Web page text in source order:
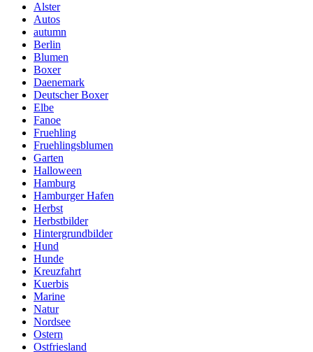
Alster
Autos
autumn
Berlin
Blumen
Boxer
Daenemark
Deutscher Boxer
Elbe
Fanoe
Fruehling
Fruehlingsblumen
Garten
Halloween
Hamburg
Hamburger Hafen
Herbst
Herbstbilder
Hintergrundbilder
Hund
Hunde
Kreuzfahrt
Kuerbis
Marine
Natur
Nordsee
Ostern
Ostfriesland